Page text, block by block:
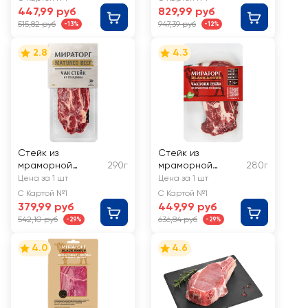
447,99 руб
515,82 руб -13%
829,99 руб
947,39 руб -12%
2.8
Стейк из
мраморной
говядины
МИРАТОРГ
Matured Beef Чак
290г
Цена за 1 шт
С Картой №1
379,99 руб
542,10 руб -29%
4.3
Стейк из
мраморной
говядины
МИРАТОРГ Black
Angus Чак ролл,
категория А
280г
Цена за 1 шт
С Картой №1
449,99 руб
636,84 руб -29%
4.0 4.6